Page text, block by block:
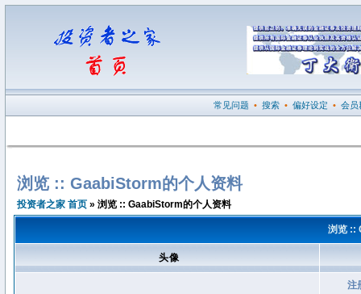
常见问题 • 搜索 • 偏好设定 • 会员
浏览 :: GaabiStorm的个人资料
投资者之家 首页 » 浏览 :: GaabiStorm的个人资料
浏览 ::
头像
注